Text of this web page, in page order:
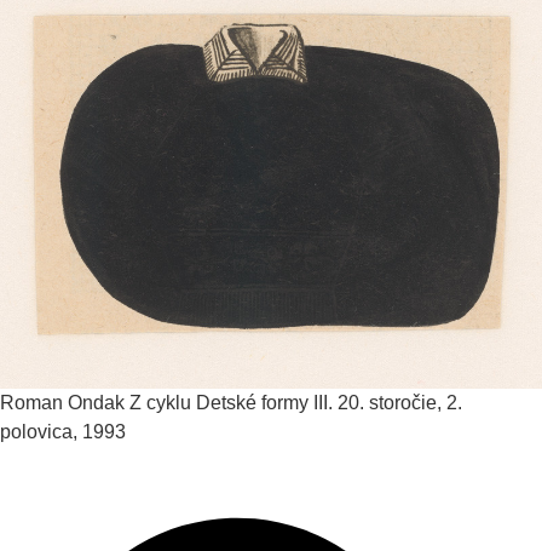
Roman Ondak Z cyklu Detské formy III. 20. storočie, 2.
polovica, 1993